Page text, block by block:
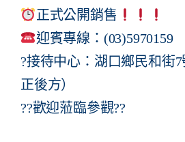
正式公開銷售
迎賓專線：(03)5970159
?接待中心：湖口鄉民和街
正後方）
??歡迎蒞臨參觀??